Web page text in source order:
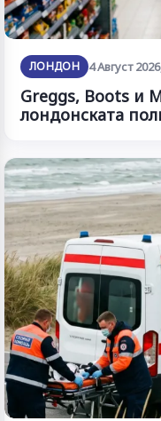
ЛОНДОН 4 Август
Greggs, Boots и
лондонската